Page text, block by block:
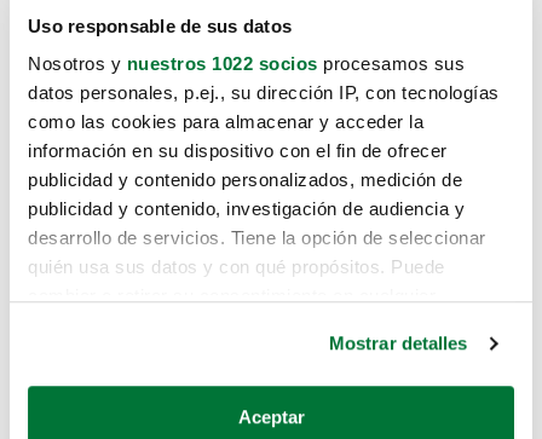
Uso responsable de sus datos
Nosotros y nuestros 1022 socios procesamos sus
datos personales, p.ej., su dirección IP, con tecnologías
como las cookies para almacenar y acceder la
información en su dispositivo con el fin de ofrecer
publicidad y contenido personalizados, medición de
publicidad y contenido, investigación de audiencia y
desarrollo de servicios. Tiene la opción de seleccionar
quién usa sus datos y con qué propósitos. Puede
Si lo permite, también quisiéramos:
Mostrar detalles
Aceptar
Lo sentimos, no sabemos como
te hemos traido hasta aquí.
Pero puedes encontrar el coche que estás
buscando en alguno de estos enlaces:
Coches de segunda mano